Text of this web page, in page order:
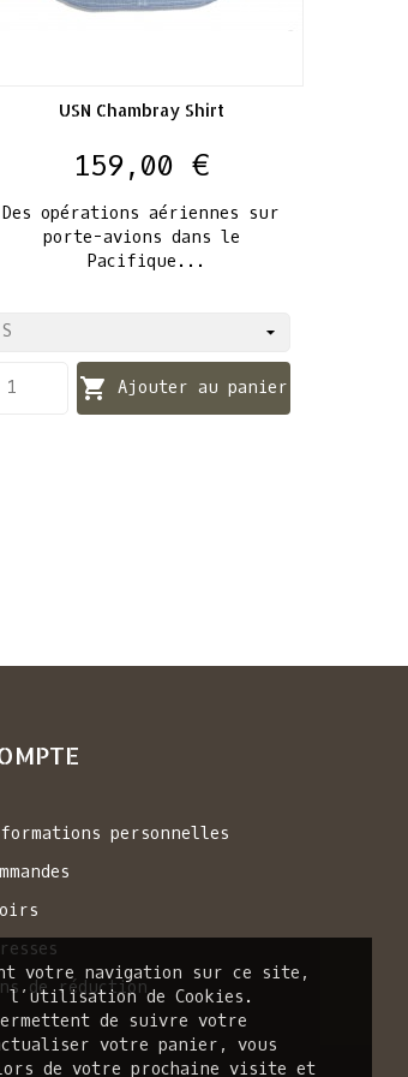
votre navigation sur ce site,
l’utilisation de Cookies.
de suivre votre
votre panier, vous
de votre prochaine visite et
USN Chambray Shirt
Prix
159,00 €
Des opérations aériennes sur
porte-avions dans le
Pacifique...
 Ajouter au panier
personnelles
de réduction